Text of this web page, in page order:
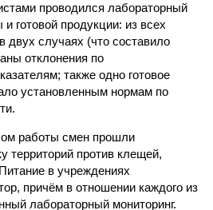
проводился лабораторный
готовой продукции: из всех
двух случаях (что составило
отклонения по
также одно готовое
установленным нормам по
работы смен прошли
территорий против клещей,
в учреждениях
причём в отношении каждого из
лабораторный мониторинг.